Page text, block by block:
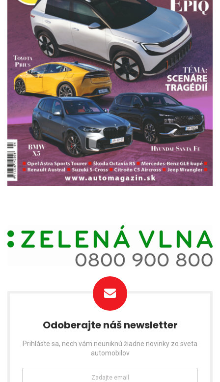
Odoberajte náš newsletter
Prihláste sa, nech vám neuniknú žiadne novinky zo sveta
automobilov